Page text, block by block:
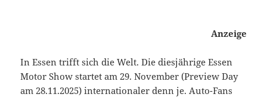
Anzeige
In Essen trifft sich die Welt. Die diesjährige Essen
Motor Show startet am 29. November (Preview Day
am 28.11.2025) internationaler denn je. Auto-Fans